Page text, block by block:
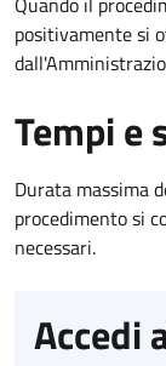
positivamente si
Tempi e
Durata massima
procedimento si
necessari.
Accedi